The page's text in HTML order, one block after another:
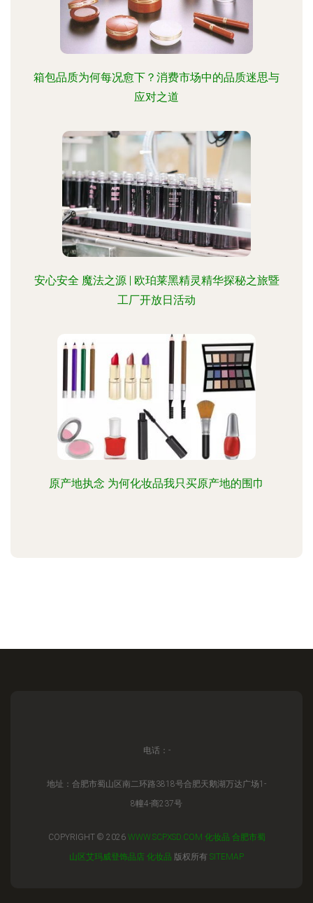
箱包品质为何每况愈下？消费市场中的品质迷思与
应对之道
安心安全 魔法之源 | 欧珀莱黑精灵精华探秘之旅暨
工厂开放日活动
原产地执念 为何化妆品我只买原产地的围巾
电话：-
地址：合肥市蜀山区南二环路3818号合肥天鹅湖万达广场1-
8幢4-商237号
COPYRIGHT © 2026 WWW.SCPXSD.COM 化妆品 合肥市蜀
山区艾玛威登饰品店 化妆品 版权所有 SITEMAP